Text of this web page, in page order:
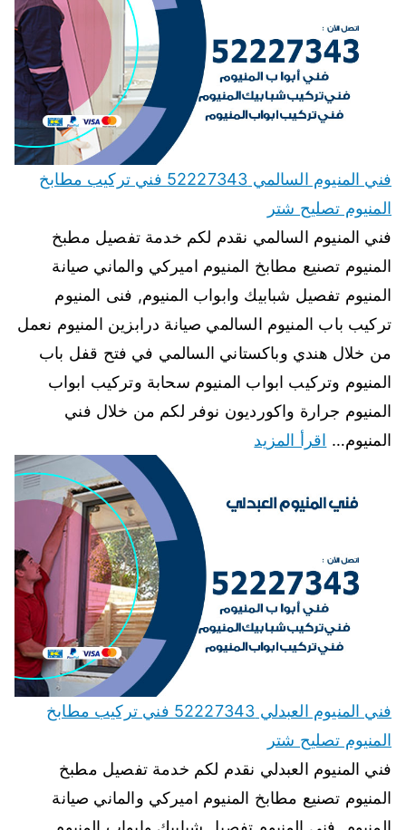
فني المنيوم السالمي 52227343 فني تركيب مطابخ
المنيوم تصليح شتر
فني المنيوم السالمي نقدم لكم خدمة تفصيل مطبخ
المنيوم تصنيع مطابخ المنيوم اميركي والماني صيانة
المنيوم تفصيل شبابيك وابواب المنيوم, فنى المنيوم
تركيب باب المنيوم السالمي صيانة درابزين المنيوم نعمل
من خلال هندي وباكستاني السالمي في فتح قفل باب
المنيوم وتركيب ابواب المنيوم سحابة وتركيب ابواب
المنيوم جرارة واكورديون نوفر لكم من خلال فني
المنيوم… اقرأ المزيد
فني المنيوم العبدلي 52227343 فني تركيب مطابخ
المنيوم تصليح شتر
فني المنيوم العبدلي نقدم لكم خدمة تفصيل مطبخ
المنيوم تصنيع مطابخ المنيوم اميركي والماني صيانة